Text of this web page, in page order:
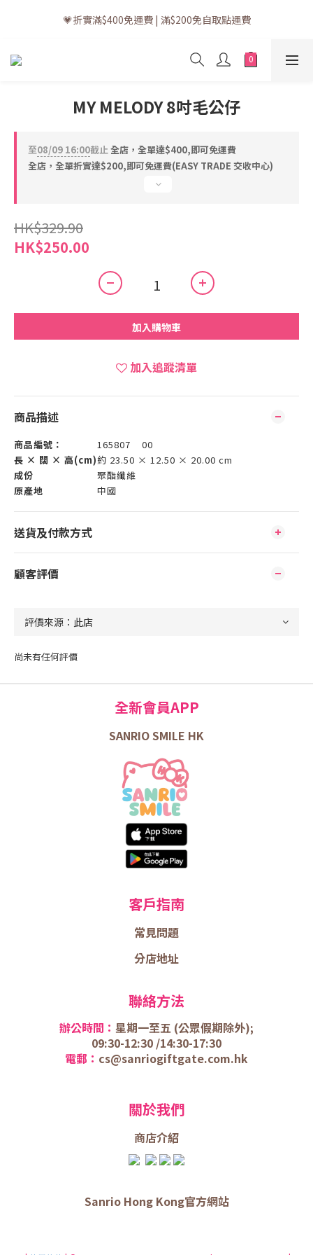
💗訂單一般送貨時間為3至5個工作天 (星期六、日及公眾假期並非
工作天)
💗折實滿$400免運費 | 滿$200免自取點運費
💗立即下載全新會員APP享有專屬會員禮遇
工作天)
MY MELODY 8吋毛公仔
至08/09 16:00截止全店，全單達$400,即可免運費
全店，全單折實達$200,即可免運費(EASY TRADE 交收中心)
HK$329.90
HK$250.00
加入購物車
加入追蹤清單
商品描述
商品編號：
165807 00
長 × 闊 × 高(cm)約 23.50 × 12.50 × 20.00 cm
成份
聚酯纖維
原產地
中國
送貨及付款方式
顧客評價
尚未有任何評價
全新會員APP
SANRIO SMILE HK
客戶指南
常見問題
分店地址
聯絡方法
辦公時間： 星期一至五 (公眾假期除外);
09:30-12:30 /14:30-17:30
電郵： cs@sanriogiftgate.com.hk
關於我們
商店介紹
Sanrio Hong Kong官方網站